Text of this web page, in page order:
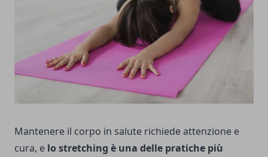
Mantenere il corpo in salute richiede attenzione e
cura, e lo stretching è una delle pratiche più